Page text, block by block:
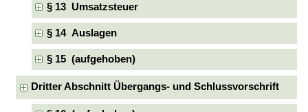
§ 13 Umsatzsteuer
§ 14 Auslagen
§ 15 (aufgehoben)
Dritter Abschnitt Übergangs- und Schlussvorschrift